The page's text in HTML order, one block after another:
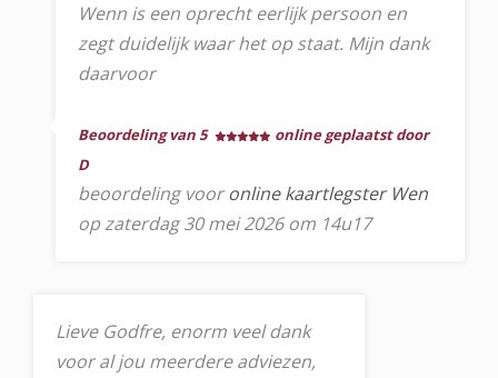
Wenn is een oprecht eerlijk persoon en
zegt duidelijk waar het op staat. Mijn dank
daarvoor
Beoordeling van 5
online geplaatst door
D
beoordeling vooronline kaartlegster Wen
op zaterdag 30 mei 2026 om 14u17
Lieve Godfre, enorm veel dank
voor al jou meerdere adviezen,